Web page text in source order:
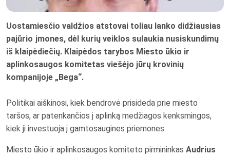
Uostamiesčio valdžios atstovai toliau lanko didžiausias
pajūrio įmones, dėl kurių veiklos sulaukia nusiskundimų
iš klaipėdiečių. Klaipėdos tarybos Miesto ūkio ir
aplinkosaugos komitetas viešėjo jūrų krovinių
kompanijoje „Bega“.
Politikai aiškinosi, kiek bendrovė prisideda prie miesto
taršos, ar patenkančios į aplinką medžiagos kenksmingos,
kiek ji investuoja į gamtosaugines priemones.
Miesto ūkio ir aplinkosaugos komiteto pirmininkas Audrius